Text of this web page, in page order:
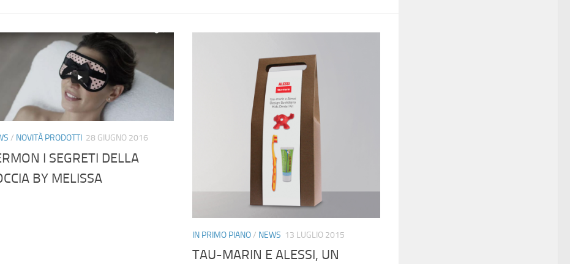
/ NOVITÀ PRODOTTI 28 GIUGNO 2016
I SEGRETI DELLA
BY MELISSA
IN PRIMO PIANO/ NEWS 13 LUGLIO 2015
TAU-MARIN E ALESSI, UN